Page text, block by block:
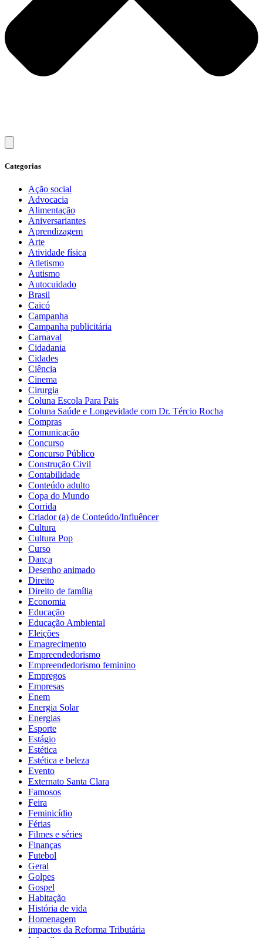
Categorias
Ação social
Advocacia
Alimentação
Aniversariantes
Aprendizagem
Arte
Atividade física
Atletismo
Autismo
Autocuidado
Brasil
Caicó
Campanha
Campanha publicitária
Carnaval
Cidadania
Cidades
Ciência
Cinema
Cirurgia
Coluna Escola Para Pais
Coluna Saúde e Longevidade com Dr. Tércio Rocha
Compras
Comunicação
Concurso
Concurso Público
Construção Civil
Contabilidade
Conteúdo adulto
Copa do Mundo
Corrida
Criador (a) de Conteúdo/Influêncer
Cultura
Cultura Pop
Curso
Dança
Desenho animado
Direito
Direito de família
Economia
Educação
Educação Ambiental
Eleições
Emagrecimento
Empreendedorismo
Empreendedorismo feminino
Empregos
Empresas
Enem
Energia Solar
Energias
Esporte
Estágio
Estética
Estética e beleza
Evento
Externato Santa Clara
Famosos
Feira
Feminicídio
Férias
Filmes e séries
Finanças
Futebol
Geral
Golpes
Gospel
Habitação
História de vida
Homenagem
impactos da Reforma Tributária